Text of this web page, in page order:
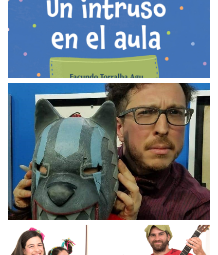
Un intruso en el aula
VER MÁS
CHARLAS LITERARIAS
Luciano Saracino: Terror e historietas
VER MÁS